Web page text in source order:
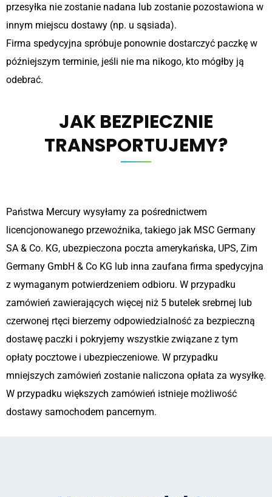
przesyłka nie zostanie nadana lub zostanie pozostawiona w
innym miejscu dostawy (np. u sąsiada).
Firma spedycyjna spróbuje ponownie dostarczyć paczkę w
późniejszym terminie, jeśli nie ma nikogo, kto mógłby ją
odebrać.
JAK BEZPIECZNIE
TRANSPORTUJEMY?
Państwa Mercury wysyłamy za pośrednictwem
licencjonowanego przewoźnika, takiego jak MSC Germany
SA & Co. KG, ubezpieczona poczta amerykańska, UPS, Zim
Germany GmbH & Co KG lub inna zaufana firma spedycyjna
z wymaganym potwierdzeniem odbioru. W przypadku
zamówień zawierających więcej niż 5 butelek srebrnej lub
czerwonej rtęci bierzemy odpowiedzialność za bezpieczną
dostawę paczki i pokryjemy wszystkie związane z tym
opłaty pocztowe i ubezpieczeniowe. W przypadku
mniejszych zamówień zostanie naliczona opłata za wysyłkę.
W przypadku większych zamówień istnieje możliwość
dostawy samochodem pancernym.